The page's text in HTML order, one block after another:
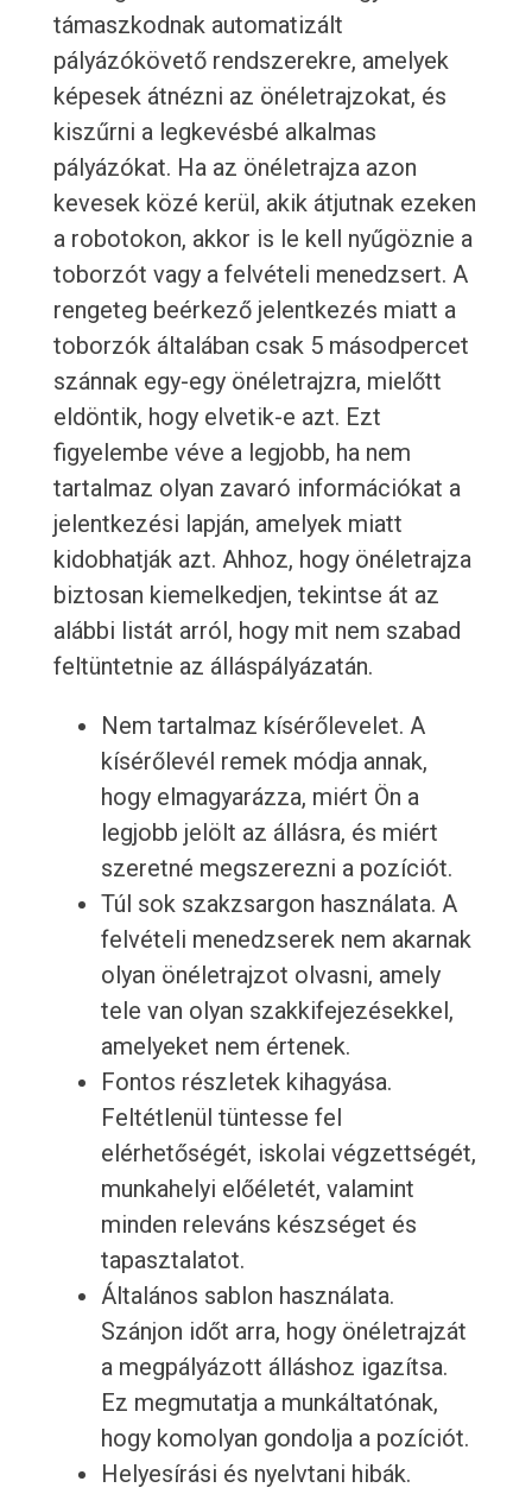
támaszkodnak automatizált
pályázókövető rendszerekre, amelyek
képesek átnézni az önéletrajzokat, és
kiszűrni a legkevésbé alkalmas
pályázókat. Ha az önéletrajza azon
kevesek közé kerül, akik átjutnak ezeken
a robotokon, akkor is le kell nyűgöznie a
toborzót vagy a felvételi menedzsert. A
rengeteg beérkező jelentkezés miatt a
toborzók általában csak 5 másodpercet
szánnak egy-egy önéletrajzra, mielőtt
eldöntik, hogy elvetik-e azt. Ezt
figyelembe véve a legjobb, ha nem
tartalmaz olyan zavaró információkat a
jelentkezési lapján, amelyek miatt
kidobhatják azt. Ahhoz, hogy önéletrajza
biztosan kiemelkedjen, tekintse át az
alábbi listát arról, hogy mit nem szabad
feltüntetnie az álláspályázatán.
Nem tartalmaz kísérőlevelet. A
kísérőlevél remek módja annak,
hogy elmagyarázza, miért Ön a
legjobb jelölt az állásra, és miért
szeretné megszerezni a pozíciót.
Túl sok szakzsargon használata. A
felvételi menedzserek nem akarnak
olyan önéletrajzot olvasni, amely
tele van olyan szakkifejezésekkel,
amelyeket nem értenek.
Fontos részletek kihagyása.
Feltétlenül tüntesse fel
elérhetőségét, iskolai végzettségét,
munkahelyi előéletét, valamint
minden releváns készséget és
tapasztalatot.
Általános sablon használata.
Szánjon időt arra, hogy önéletrajzát
a megpályázott álláshoz igazítsa.
Ez megmutatja a munkáltatónak,
hogy komolyan gondolja a pozíciót.
Helyesírási és nyelvtani hibák.